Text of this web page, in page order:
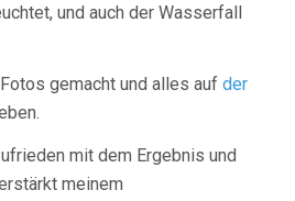
und auch der Wasserfall
gemacht und alles auf der
mit dem Ergebnis und
meinem